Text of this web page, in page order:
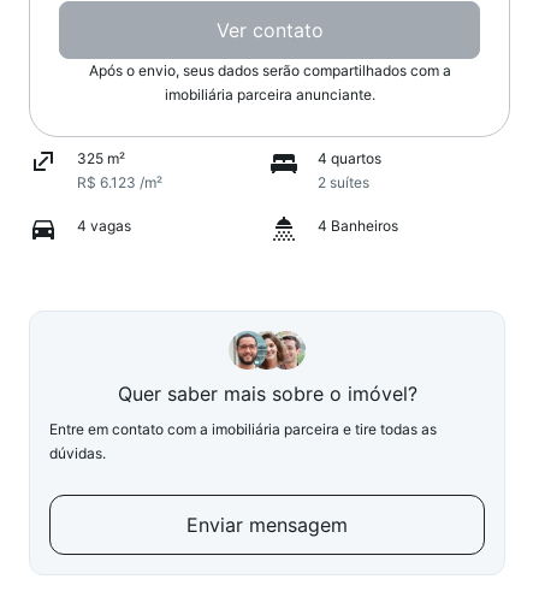
Ver contato
Após o envio, seus dados serão compartilhados com a
imobiliária parceira anunciante.
325 m²
R$ 6.123 /m²
4 quartos
2 suítes
4 vagas 4 Banheiros
Quer saber mais sobre o imóvel?
Entre em contato com a imobiliária parceira e tire todas as
dúvidas.
Enviar mensagem